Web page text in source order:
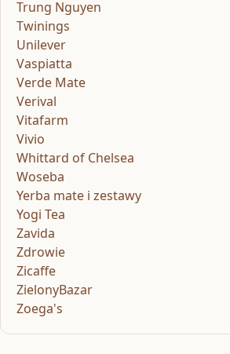
Trung Nguyen
Twinings
Unilever
Vaspiatta
Verde Mate
Verival
Vitafarm
Vivio
Whittard of Chelsea
Woseba
Yerba mate i zestawy
Yogi Tea
Zavida
Zdrowie
Zicaffe
ZielonyBazar
Zoega's